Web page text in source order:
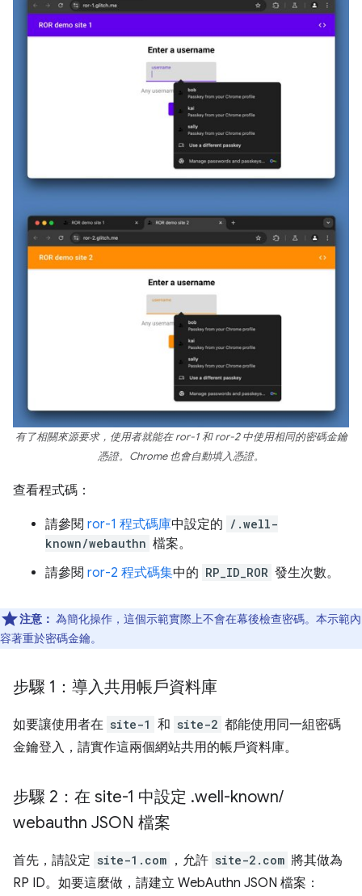
有了相關來源要求，使用者就能在 ror-1 和 ror-2 中使用相同的密碼金鑰
憑證。Chrome 也會自動填入憑證。
查看程式碼：
請參閱 ror-1 程式碼庫中設定的 /.well-
known/webauthn 檔案。
請參閱 ror-2 程式碼集中的 RP_ID_ROR 發生次數。
注意： 為簡化操作，這個示範實際上不會在幕後檢查密碼。本示範內
容著重於密碼金鑰。
步驟 1：導入共用帳戶資料庫
如要讓使用者在 site-1 和 site-2 都能使用同一組密碼
金鑰登入，請實作這兩個網站共用的帳戶資料庫。
步驟 2：在 site-1 中設定 .well-known/
webauthn JSON 檔案
首先，請設定 site-1.com ，允許 site-2.com 將其做為
RP ID。如要這麼做，請建立 WebAuthn JSON 檔案：